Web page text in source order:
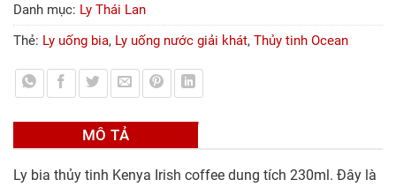
Danh mục: Ly Thái Lan
Thẻ: Ly uống bia, Ly uống nước giải khát, Thủy tinh Ocean
MÔ TẢ
Ly bia thủy tinh Kenya Irish coffee dung tích 230ml. Đây là